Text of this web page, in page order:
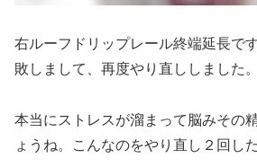
右ルーフドリップレール終端延長で
敗しまして、再度やり直ししました。
本当にストレスが溜まって脳みその
ょうね。こんなのをやり直し２回し